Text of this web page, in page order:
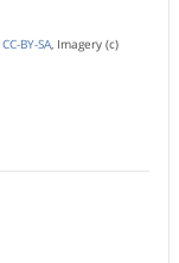
CC-BY-SA, Imagery (c)